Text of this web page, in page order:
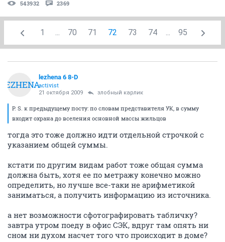
543932 2369
1 ... 70 71 72 73 74 ... 95
LEZHENA
lezhena 6 8-D
activist
21 октября 2009 злобный карлик
P. S. к предыдущему посту: по словам представителя УК, в сумму
входит охрана до вселения основной массы жильцов
тогда это тоже должно идти отдельной строчкой с
указанием общей суммы.
кстати по другим видам работ тоже общая сумма
должна быть, хотя ее по метражу конечно можно
определить, но лучше все-таки не арифметикой
заниматься, а получить информацию из источника.
а нет возможности сфотографировать табличку?
завтра утром поеду в офис СЭК, вдруг там опять ни
сном ни духом насчет того что происходит в доме?